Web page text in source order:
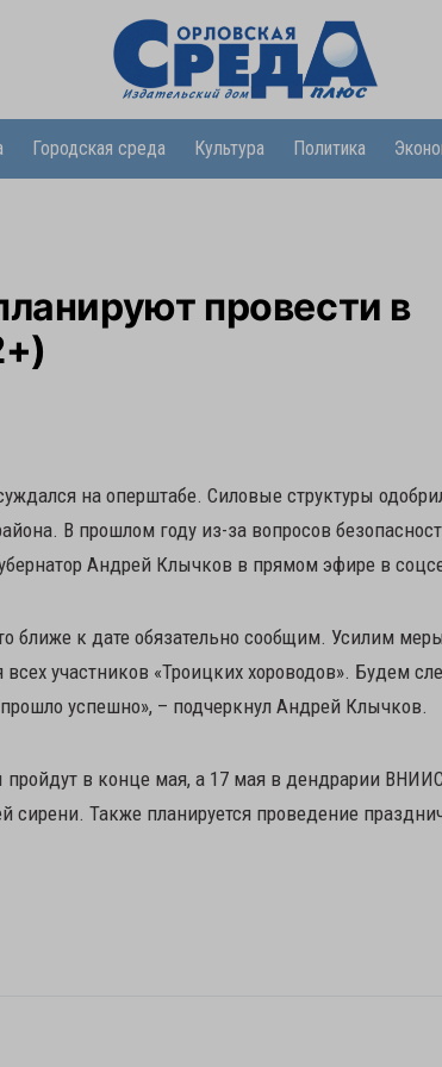
Городская среда Культура Политика
провести в
на оперштабе. Силовые структуры
В прошлом году из-за вопросов
Андрей Клычков в прямом эфире в
ближе к дате обязательно сообщим. Усилим меры
участников «Троицких хороводов». Будем
успешно», – подчеркнул Андрей Клычков.
пройдут в конце мая, а 17 мая в дендрарии
сирени. Также планируется проведение